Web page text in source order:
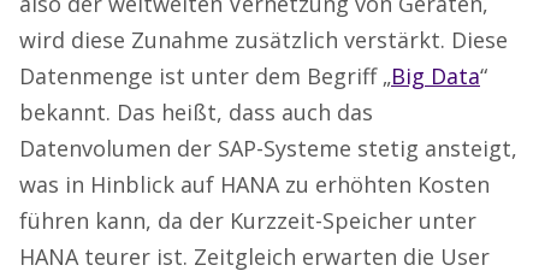
wird diese Zunahme zusätzlich verstärkt. Diese
Datenmenge ist unter dem Begriff „Big Data“
bekannt. Das heißt, dass auch das
Datenvolumen der SAP-Systeme stetig ansteigt,
was in Hinblick auf HANA zu erhöhten Kosten
führen kann, da der Kurzzeit-Speicher unter
HANA teurer ist. Zeitgleich erwarten die User